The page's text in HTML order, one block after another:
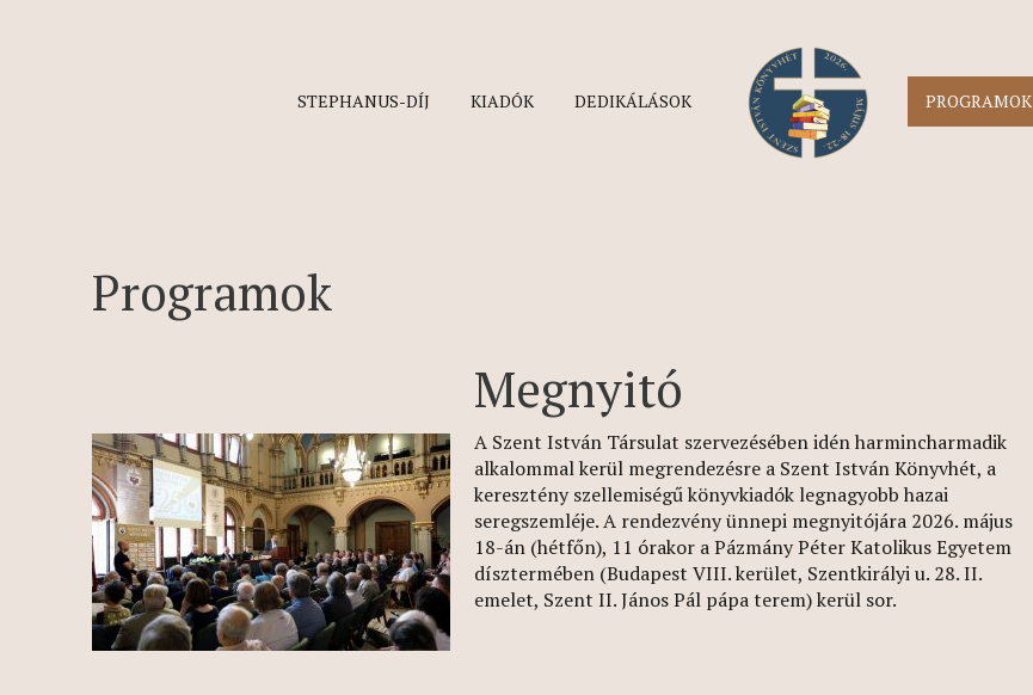
STEPHANUS-DÍJ KIADÓK DEDIKÁLÁSOK PROGRAMOK
Programok
Megnyitó
A Szent István Társulat szervezésében idén harmincharmadik
alkalommal kerül megrendezésre a Szent István Könyvhét, a
keresztény szellemiségű könyvkiadók legnagyobb hazai
seregszemléje. A rendezvény ünnepi megnyitójára 2026. május
18-án (hétfőn), 11 órakor a Pázmány Péter Katolikus Egyetem
dísztermében (Budapest VIII. kerület, Szentkirályi u. 28. II.
emelet, Szent II. János Pál pápa terem) kerül sor.